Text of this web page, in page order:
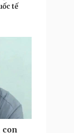
tế
con